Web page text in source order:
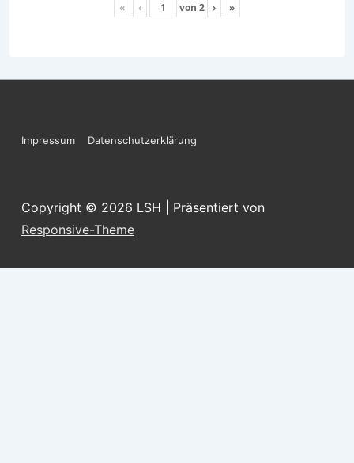
« ‹ von 2 › »
Footer-
Impressum Datenschutzerklärung
Copyright © 2026 LSH
| Präsentiert von
Responsive-Theme